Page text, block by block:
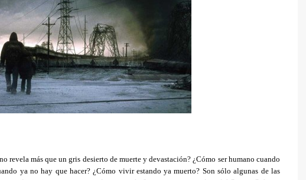
CÓMO CONOCÍ A VUESTRA
MADRE
DARK
EL MINISTERIO DEL TIEMPO
EUPHORIA
HOMELAND
JUEGO DE TRONOS
MADRID
revela más que un gris desierto de muerte y devastación? ¿Cómo ser humano cuando
ya no hay que hacer? ¿Cómo vivir estando ya muerto? Son sólo algunas de las